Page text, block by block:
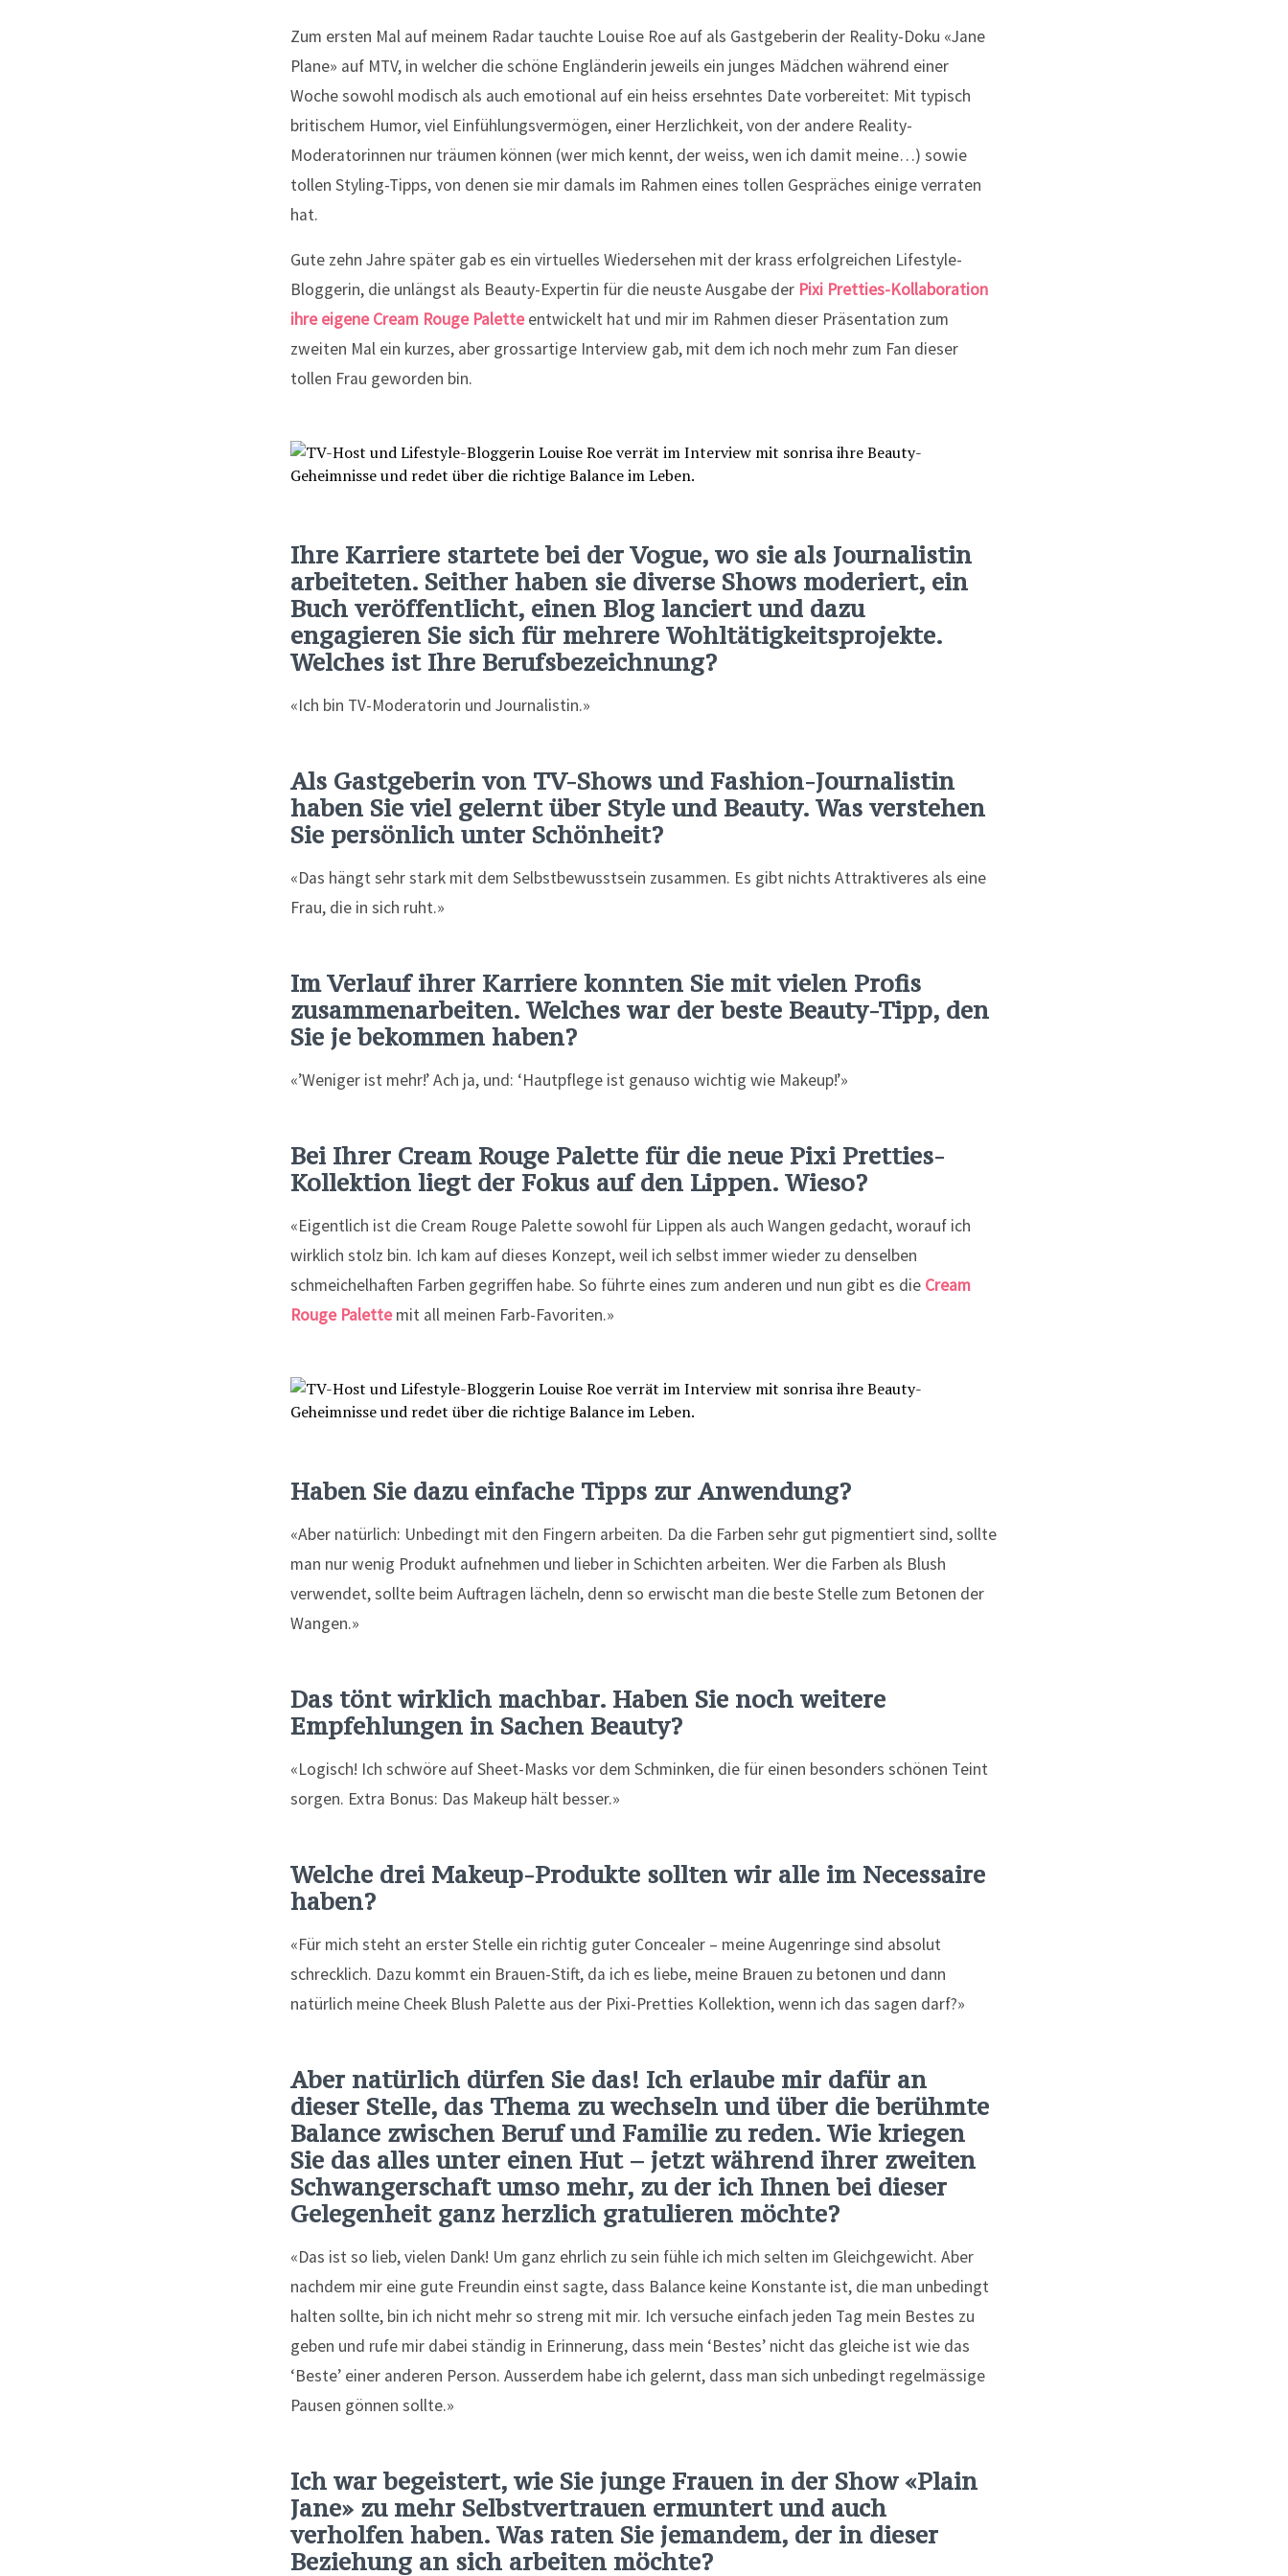
Zum ersten Mal auf meinem Radar tauchte Louise Roe auf als Gastgeberin der Reality-Doku «Jane
Plane» auf MTV, in welcher die schöne Engländerin jeweils ein junges Mädchen während einer
Woche sowohl modisch als auch emotional auf ein heiss ersehntes Date vorbereitet: Mit typisch
britischem Humor, viel Einfühlungsvermögen, einer Herzlichkeit, von der andere Reality-
Moderatorinnen nur träumen können (wer mich kennt, der weiss, wen ich damit meine…) sowie
tollen Styling-Tipps, von denen sie mir damals im Rahmen eines tollen Gespräches einige verraten
hat.
Gute zehn Jahre später gab es ein virtuelles Wiedersehen mit der krass erfolgreichen Lifestyle-
Bloggerin, die unlängst als Beauty-Expertin für die neuste Ausgabe derPixi Pretties-Kollaboration
ihre eigene Cream Rouge Paletteentwickelt hat und mir im Rahmen dieser Präsentation zum
zweiten Mal ein kurzes, aber grossartige Interview gab, mit dem ich noch mehr zum Fan dieser
tollen Frau geworden bin.
Ihre Karriere startete bei der Vogue, wo sie als Journalistin
arbeiteten. Seither haben sie diverse Shows moderiert, ein
Buch veröffentlicht, einen Blog lanciert und dazu
engagieren Sie sich für mehrere Wohltätigkeitsprojekte.
Welches ist Ihre Berufsbezeichnung?
«Ich bin TV-Moderatorin und Journalistin.»
Als Gastgeberin von TV-Shows und Fashion-Journalistin
haben Sie viel gelernt über Style und Beauty. Was verstehen
Sie persönlich unter Schönheit?
«Das hängt sehr stark mit dem Selbstbewusstsein zusammen. Es gibt nichts Attraktiveres als eine
Frau, die in sich ruht.»
Im Verlauf ihrer Karriere konnten Sie mit vielen Profis
zusammenarbeiten. Welches war der beste Beauty-Tipp, den
Sie je bekommen haben?
«’Weniger ist mehr!’ Ach ja, und: ‘Hautpflege ist genauso wichtig wie Makeup!’»
Bei Ihrer Cream Rouge Palette für die neue Pixi Pretties-
Kollektion liegt der Fokus auf den Lippen. Wieso?
«Eigentlich ist die Cream Rouge Palette sowohl für Lippen als auch Wangen gedacht, worauf ich
wirklich stolz bin. Ich kam auf dieses Konzept, weil ich selbst immer wieder zu denselben
schmeichelhaften Farben gegriffen habe. So führte eines zum anderen und nun gibt es die Cream
Rouge Palettemit all meinen Farb-Favoriten.»
Haben Sie dazu einfache Tipps zur Anwendung?
«Aber natürlich: Unbedingt mit den Fingern arbeiten. Da die Farben sehr gut pigmentiert sind, sollte
man nur wenig Produkt aufnehmen und lieber in Schichten arbeiten. Wer die Farben als Blush
verwendet, sollte beim Auftragen lächeln, denn so erwischt man die beste Stelle zum Betonen der
Wangen.»
Das tönt wirklich machbar. Haben Sie noch weitere
Empfehlungen in Sachen Beauty?
«Logisch! Ich schwöre auf Sheet-Masks vor dem Schminken, die für einen besonders schönen Teint
sorgen. Extra Bonus: Das Makeup hält besser.»
Welche drei Makeup-Produkte sollten wir alle im Necessaire
haben?
«Für mich steht an erster Stelle ein richtig guter Concealer – meine Augenringe sind absolut
schrecklich. Dazu kommt ein Brauen-Stift, da ich es liebe, meine Brauen zu betonen und dann
natürlich meine Cheek Blush Palette aus der Pixi-Pretties Kollektion, wenn ich das sagen darf?»
Aber natürlich dürfen Sie das! Ich erlaube mir dafür an
dieser Stelle, das Thema zu wechseln und über die berühmte
Balance zwischen Beruf und Familie zu reden. Wie kriegen
Sie das alles unter einen Hut – jetzt während ihrer zweiten
Schwangerschaft umso mehr, zu der ich Ihnen bei dieser
Gelegenheit ganz herzlich gratulieren möchte?
«Das ist so lieb, vielen Dank! Um ganz ehrlich zu sein fühle ich mich selten im Gleichgewicht. Aber
nachdem mir eine gute Freundin einst sagte, dass Balance keine Konstante ist, die man unbedingt
halten sollte, bin ich nicht mehr so streng mit mir. Ich versuche einfach jeden Tag mein Bestes zu
geben und rufe mir dabei ständig in Erinnerung, dass mein ‘Bestes’ nicht das gleiche ist wie das
‘Beste’ einer anderen Person. Ausserdem habe ich gelernt, dass man sich unbedingt regelmässige
Pausen gönnen sollte.»
Ich war begeistert, wie Sie junge Frauen in der Show «Plain
Jane» zu mehr Selbstvertrauen ermuntert und auch
verholfen haben. Was raten Sie jemandem, der in dieser
Beziehung an sich arbeiten möchte?